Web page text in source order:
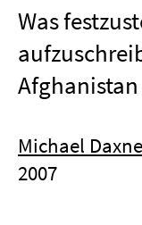
Was
Michael
2007